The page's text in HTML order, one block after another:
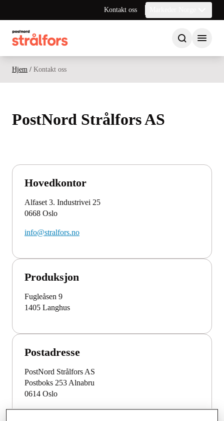
Kontakt oss
Hjem / Kontakt oss
PostNord Strålfors AS
Hovedkontor
Alfaset 3. Industrivei 25
0668 Oslo
info@stralfors.no
Produksjon
Fugleåsen 9
1405 Langhus
Postadresse
PostNord Strålfors AS
Postboks 253 Alnabru
0614 Oslo